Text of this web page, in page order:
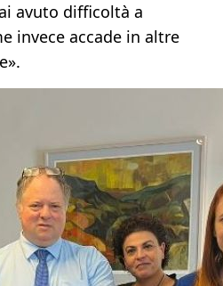
avuto difficoltà a
invece accade in altre